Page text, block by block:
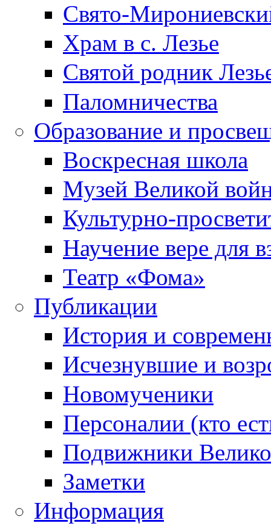
Свято-
Храм в с. Лезье
Святой родник
Паломничества
Образование и
Воскресная школа
Музей Великой
Культурно-
Научение вере для
Театр «Фома»
Публикации
История и
Исчезнувшие и
Новомученики
Персоналии (кто
Подвижники
Заметки
Информация